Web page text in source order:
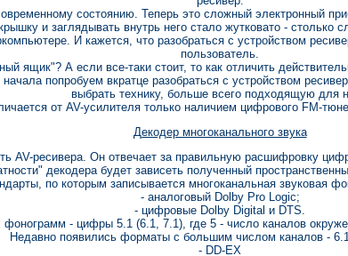
состоянию. Теперь это сложный электронный
и заглядывать внутрь него стало жутковато - столько
И кажется, что разобраться с устройством
пользователь.
ящик"? А если все-таки стоит, то как отличить
попробуем вкратце разобраться с устройством
выбрать технику, больше всего подходящую для
от AV-усилителя только наличием цифрового FM-
Декодер многоканального звука
AV-ресивера. Он отвечает за правильную расшифровку
декодера будет зависеть полученный
по которым записывается многоканальная звуковая
- аналоговый Dolby Pro Logic;
- цифровые Dolby Digital и DTS.
фонограмм - цифры 5.1 (6.1, 7.1), где 5 - число каналов
Недавно появились форматы с большим числом каналов -
- DD-EX